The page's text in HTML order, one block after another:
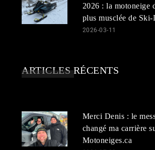
2026 : la motoneige
plus musclée de
2026-03-11
ARTICLES RÉCENTS
Merci Denis : le
changé ma carrière
Motoneiges.ca